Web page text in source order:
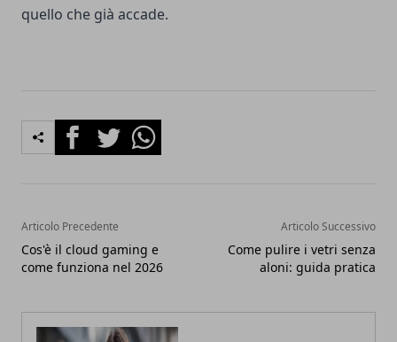
quello che già accade.
FacebookTwitterWhatsapp
Articolo Precedente
Cos'è il cloud gaming e
come funziona nel 2026
Articolo Successivo
Come pulire i vetri senza
aloni: guida pratica